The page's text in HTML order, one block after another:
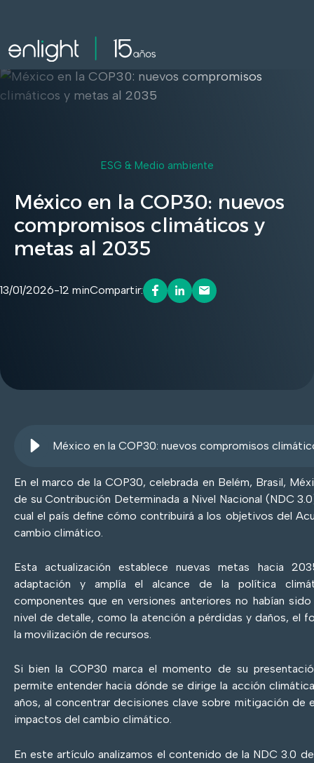
ESG & Medio ambiente
México en la COP30: nuevos
compromisos climáticos y
metas al 2035
13/01/2026-12 minCompartir:
En el marco de la COP30, celebrada en Belém, Brasil,
de su Contribución Determinada a Nivel Nacional (NDC
cual el país define cómo contribuirá a los objetivos del
cambio climático.
Esta actualización establece nuevas metas hacia
adaptación y amplía el alcance de la política
componentes que en versiones anteriores no habían
nivel de detalle, como la atención a pérdidas y daños, el
la movilización de recursos.
Si bien la COP30 marca el momento de su
permite entender hacia dónde se dirige la acción
años, al concentrar decisiones clave sobre mitigación de
impactos del cambio climático.
En este artículo analizamos el contenido de la NDC 3.0